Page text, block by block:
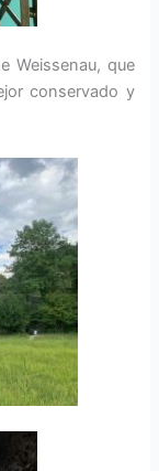
Weissenau, que
conservado y